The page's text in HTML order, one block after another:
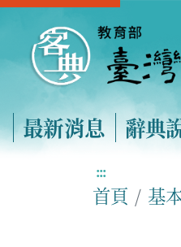
最新消息 辭典
:::
首頁 基